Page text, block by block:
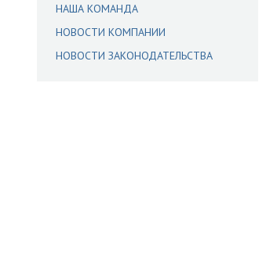
НАША КОМАНДА
НОВОСТИ КОМПАНИИ
НОВОСТИ ЗАКОНОДАТЕЛЬСТВА